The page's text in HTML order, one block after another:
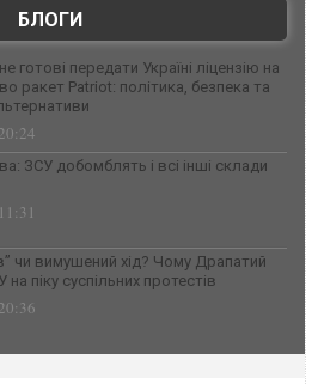
БЛОГИ
готові передати Україні ліцензію на
ракет Patriot: політика, безпека та
ЗСУ добомблять і всі інші склади
чи вимушений хід? Чому Драпатий
піку суспільних протестів